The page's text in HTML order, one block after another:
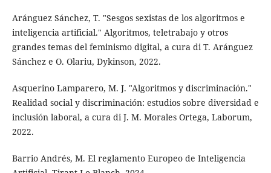
Aránguez Sánchez, T. "Sesgos sexistas de los algoritmos e
inteligencia artificial." Algoritmos, teletrabajo y otros
grandes temas del feminismo digital, a cura di T. Aránguez
Sánchez e O. Olariu, Dykinson, 2022.
Asquerino Lamparero, M. J. "Algoritmos y discriminación."
Realidad social y discriminación: estudios sobre diversidad e
inclusión laboral, a cura di J. M. Morales Ortega, Laborum,
2022.
Barrio Andrés, M. El reglamento Europeo de Inteligencia